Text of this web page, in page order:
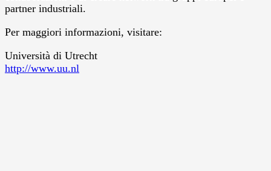
partner industriali.
Per maggiori informazioni, visitare:
Università di Utrecht
http://www.uu.nl